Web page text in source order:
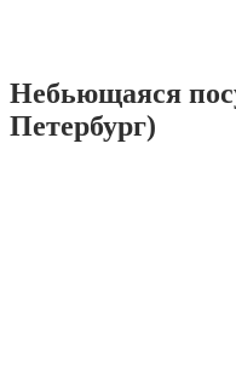
Небьющаяся
Петербург)